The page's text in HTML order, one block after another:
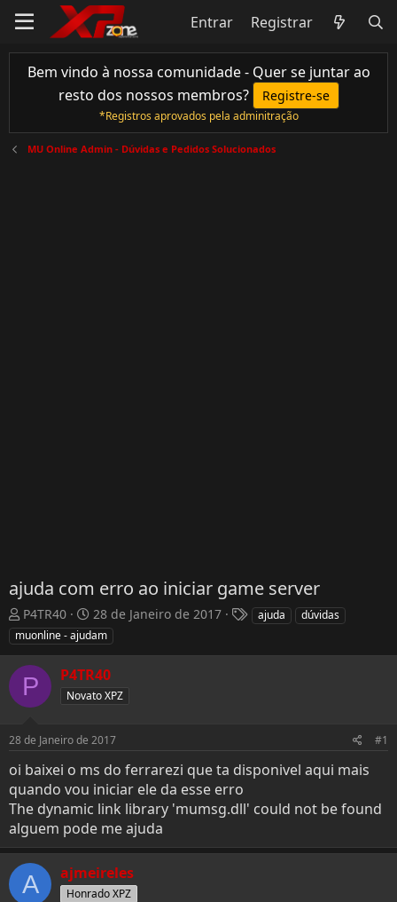
Entrar Registrar
Bem vindo à nossa comunidade - Quer se juntar ao
resto dos nossos membros?
Registre-se
*Registros aprovados pela adminitração
MU Online Admin - Dúvidas e Pedidos Solucionados
ajuda com erro ao iniciar game server
T
h
r
e
a
d
a
r
e
r
P4TR40
D
a
t
d
e
í
c
i
o
28 de Janeiro de 2017
T
a
ajuda
dúvidas
muonline - ajudam
P P4TR40
Novato XPZ
28 de Janeiro de 2017 #1
oi baixei o ms do ferrarezi que ta disponivel aqui mais
quando vou iniciar ele da esse erro
The dynamic link library 'mumsg.dll' could not be found
alguem pode me ajuda
A ajmeireles
Honrado XPZ